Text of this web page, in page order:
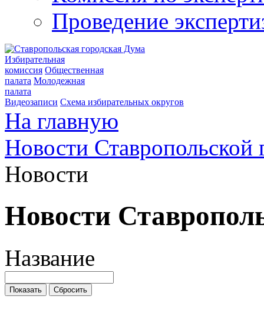
Проведение
Избирательная
комиссия Общественная
палата Молодежная
палата
Видеозаписи Схема избирательных округов
На главную
Новости
Новости
Новости
Название